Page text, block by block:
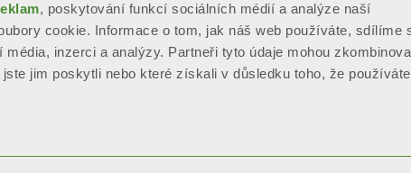
, poskytování funkcí sociálních médií a analýze naší
cookie. Informace o tom, jak náš web používáte, sdílíme
inzerci a analýzy. Partneři tyto údaje mohou
jim poskytli nebo které získali v důsledku toho, že
Mapa stránek